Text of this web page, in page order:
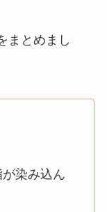
まとめまし
染み込ん